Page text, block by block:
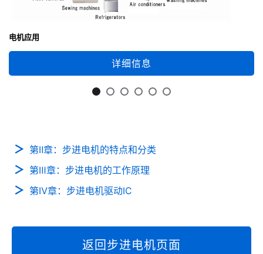
电机应用
详细信息
第Ⅱ章：步进电机的特点和分类
第Ⅲ章：步进电机的工作原理
第Ⅳ章：步进电机驱动IC
返回步进电机页面